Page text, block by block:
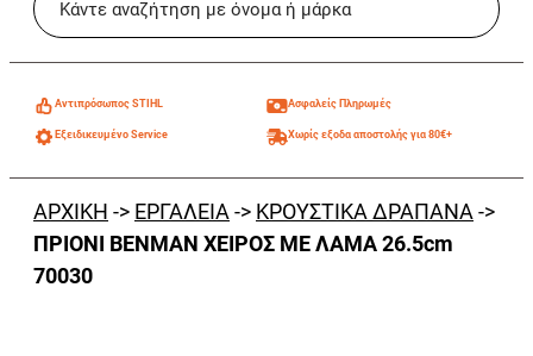
Aντιπρόσωπος STIHL Ασφαλείς Πληρωμές
Εξειδικευμένο Service Χωρίς εξοδα αποστολής για 80€+
ΑΡΧΙΚΗ -> ΕΡΓΑΛΕΙΑ -> ΚΡΟΥΣΤΙΚΑ ΔΡΑΠΑΝΑ ->
ΠΡΙΟΝΙ BENMAN ΧΕΙΡΟΣ ΜΕ ΛΑΜΑ 26.5cm
70030